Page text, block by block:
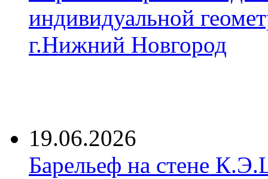
индивидуальной
г.Нижний Новгород
19.06.2026
Барельеф на стене